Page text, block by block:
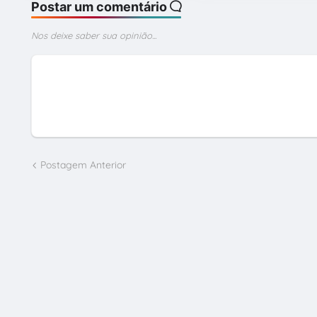
Postar um comentário
Nos deixe saber sua opinião...
Postagem Anterior